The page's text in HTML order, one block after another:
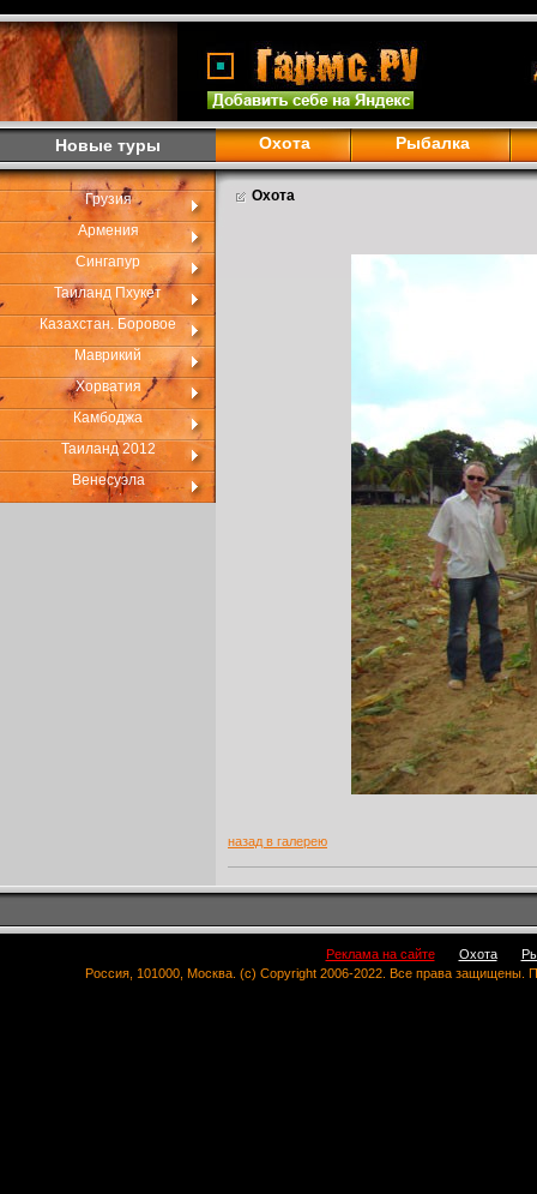
Новые туры Охота Рыбалка
Грузия
Армения
Сингапур
Таиланд Пхукет
Казахстан. Боровое
Маврикий
Хорватия
Камбоджа
Таиланд 2012
Венесуэла
Охота
назад в галерею
Реклама на сайте Охота
Россия, 101000, Москва. (c) Copyright 2006-2022. Все права защищены.